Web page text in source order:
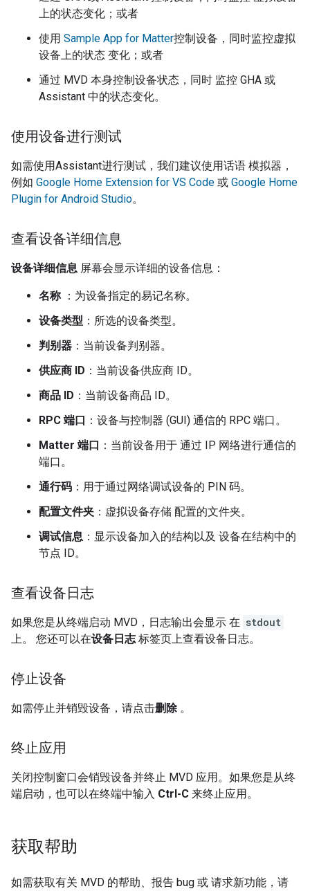
上的状态变化；或者
使用 Sample App for Matter控制设备，同时监控虚拟
设备上的状态 变化；或者
通过 MVD 本身控制设备状态，同时 监控 GHA 或
Assistant 中的状态变化。
使用设备进行测试
如需使用Assistant进行测试，我们建议使用话语 模拟器，
例如 Google Home Extension for VS Code 或 Google Home
Plugin for Android Studio。
查看设备详细信息
设备详细信息 屏幕会显示详细的设备信息：
名称：为设备指定的易记名称。
设备类型 ：所选的设备类型。
判别器 ：当前设备判别器。
供应商 ID ：当前设备供应商 ID。
商品 ID ：当前设备商品 ID。
RPC 端口 ：设备与控制器 (GUI) 通信的 RPC 端口。
Matter 端口 ：当前设备用于 通过 IP 网络进行通信的
端口。
通行码 ：用于通过网络调试设备的 PIN 码。
配置文件夹 ：虚拟设备存储 配置的文件夹。
调试信息 ：显示设备加入的结构以及 设备在结构中的
节点 ID。
查看设备日志
如果您是从终端启动 MVD ，日志输出会显示 在 stdout
上。 您还可以在设备日志 标签页上查看设备日志。
停止设备
如需停止并销毁设备，请点击删除。
终止应用
关闭控制窗口会销毁设备并终止 MVD 应用。如果您是从终
端启动，也可以在终端中输入 Ctrl-C 来终止应用。
获取帮助
如需获取有关 MVD 的帮助、报告 bug 或 请求新功能，请